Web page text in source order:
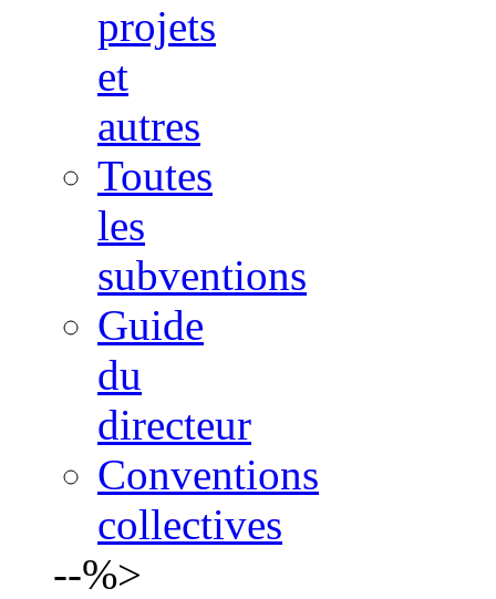
projets
et
autres
Toutes
les
subventions
Guide
du
directeur
Conventions
collectives
--%>